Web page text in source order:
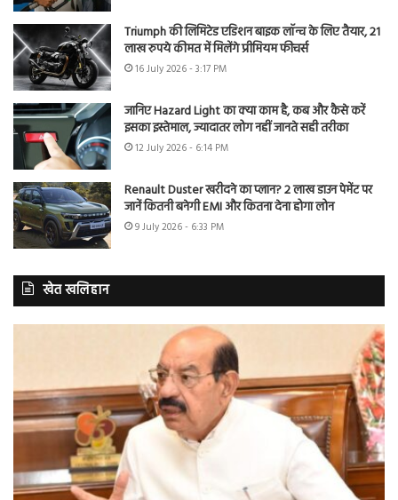
Triumph की लिमिटेड एडिशन बाइक लॉन्च के लिए तैयार, 21
लाख रुपये कीमत में मिलेंगे प्रीमियम फीचर्स
16 July 2026 - 3:17 PM
जानिए Hazard Light का क्या काम है, कब और कैसे करें
इसका इस्तेमाल, ज्यादातर लोग नहीं जानते सही तरीका
12 July 2026 - 6:14 PM
Renault Duster खरीदने का प्लान? 2 लाख डाउन पेमेंट पर
जानें कितनी बनेगी EMI और कितना देना होगा लोन
9 July 2026 - 6:33 PM
खेत खलिहान